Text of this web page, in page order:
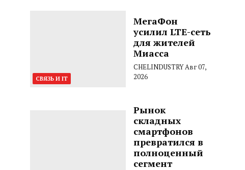
СВЯЗЬ И IT
МегаФон
усилил LTE-сеть
для жителей
Миасса
CHELINDUSTRYАвг 07,
2026
Рынок
складных
смартфонов
превратился в
полноценный
сегмент